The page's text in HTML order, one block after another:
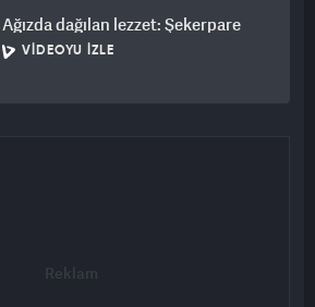
Ağızda dağılan lezzet: Şekerpare
VIDEOYU İZLE